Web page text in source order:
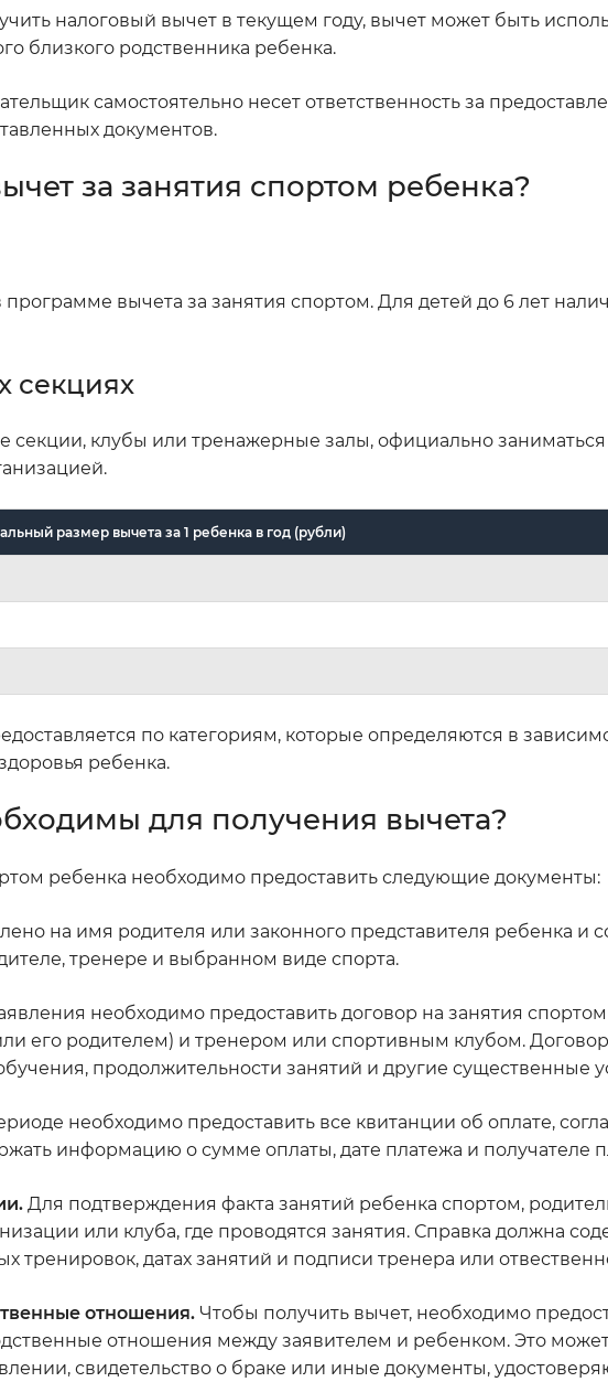
налоговый вычет в текущем году, вычет может быть
близкого родственника ребенка.
самостоятельно несет ответственность за
документов.
за занятия спортом ребенка?
программе вычета за занятия спортом. Для детей до 6 лет
секциях
секции, клубы или тренажерные залы, официально
размер вычета за 1 ребенка в год (рубли)
по категориям, которые определяются в
ребенка.
для получения вычета?
ребенка необходимо предоставить следующие документы:
на имя родителя или законного представителя ребенка и
тренере и выбранном виде спорта.
необходимо предоставить договор на занятия
его родителем) и тренером или спортивным клубом.
продолжительности занятий и другие существенные
необходимо предоставить все квитанции об оплате,
информацию о сумме оплаты, дате платежа и получателе
Для подтверждения факта занятий ребенка спортом,
или клуба, где проводятся занятия. Справка должна
датах занятий и подписи тренера или
отношения. Чтобы получить вычет, необходимо
отношения между заявителем и ребенком. Это
свидетельство о браке или иные документы,